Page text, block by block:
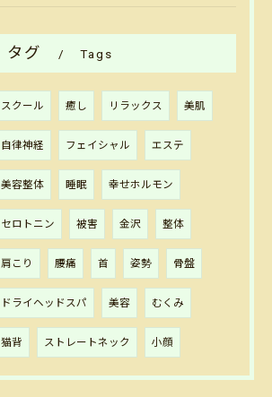
タグ Tags
スクール 癒し リラックス 美肌
自律神経 フェイシャル エステ
美容整体 睡眠 幸せホルモン
セロトニン 被害 金沢 整体
肩こり 腰痛 首 姿勢 骨盤
ドライヘッドスパ 美容 むくみ
猫背 ストレートネック 小顔